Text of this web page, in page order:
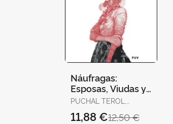
Náufragas:
Esposas, Viudas y
Prostitutas en la
PUCHAL TEROL,
12,50 €
11,88 €